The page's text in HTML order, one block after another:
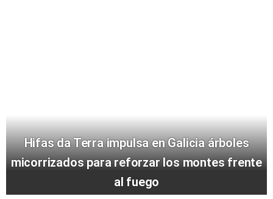
Hifas da Terra impulsa en Galicia árboles
micorrizados para reforzar los montes frente
al fuego